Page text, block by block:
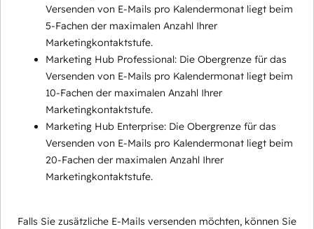
Versenden von E-Mails pro Kalendermonat liegt beim
5-Fachen der maximalen Anzahl Ihrer
Marketingkontaktstufe.
Marketing Hub Professional: Die Obergrenze für das
Versenden von E-Mails pro Kalendermonat liegt beim
10-Fachen der maximalen Anzahl Ihrer
Marketingkontaktstufe.
Marketing Hub Enterprise: Die Obergrenze für das
Versenden von E-Mails pro Kalendermonat liegt beim
20-Fachen der maximalen Anzahl Ihrer
Marketingkontaktstufe.
Falls Sie zusätzliche E-Mails versenden möchten, können Sie